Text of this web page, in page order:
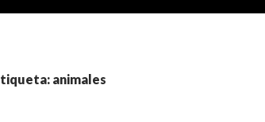
animales